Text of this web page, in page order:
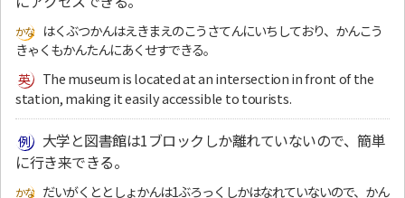
はくぶつかんはえきまえのこうさてんにいちしており、かんこう
きゃくもかんたんにあくせすできる。
The museum is located at an intersection in front of the
station, making it easily accessible to tourists.
大学と図書館は1ブロックしか離れていないので、簡単
に行き来できる。
だいがくととしょかんは1ぶろっくしかはなれていないので、かん